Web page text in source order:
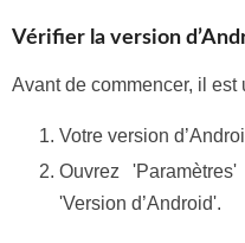
Vérifier la version
Avant de commencer, il
Votre version
Ouvrez
'Version d’Android'.